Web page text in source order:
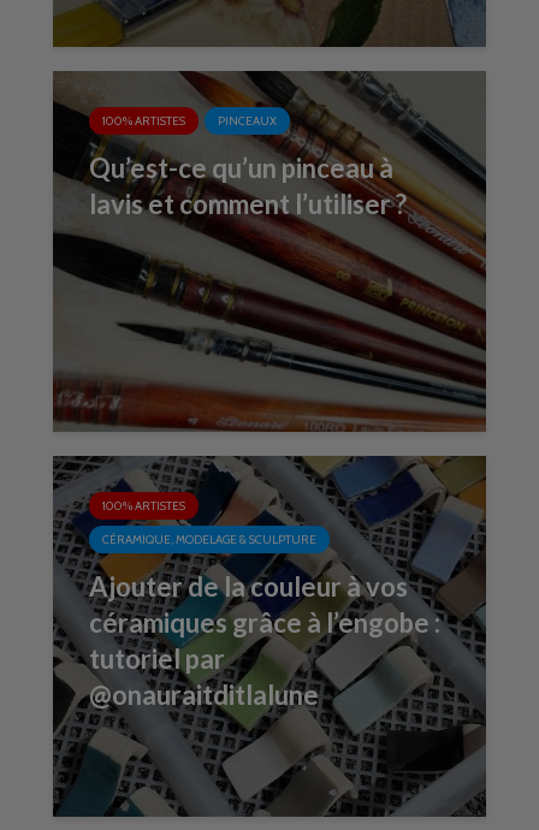
100% ARTISTES PINCEAUX
Qu’est-ce qu’un pinceau à
lavis et comment l’utiliser ?
100% ARTISTES
CÉRAMIQUE, MODELAGE & SCULPTURE
Ajouter de la couleur à vos
céramiques grâce à l’engobe :
tutoriel par
@onauraitditlalune